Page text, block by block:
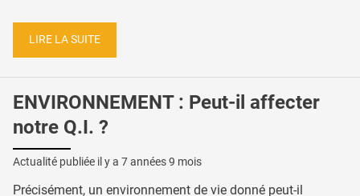
LIRE LA SUITE
ENVIRONNEMENT : Peut-il affecter
notre Q.I. ?
Actualité publiée il y a 7 années 9 mois
Précisément, un environnement de vie donné peut-il